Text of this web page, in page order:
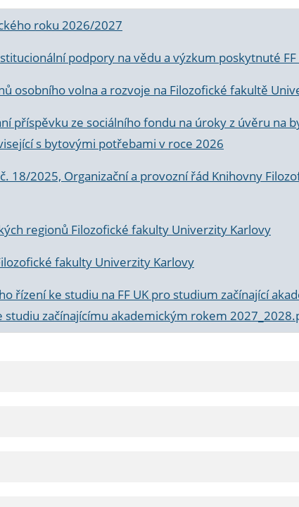
roku 2026/2027
podpory na vědu a výzkum poskytnuté
osobního volna a rozvoje na Filozofické fakultě
příspěvku ze sociálního fondu na úroky z úvěru na
s bytovými potřebami v roce 2026
18/2025, Organizační a provozní řád Knihovny
regionů Filozofické fakulty Univerzity Karlovy
fakulty Univerzity Karlovy
řízení ke studiu na FF UK pro studium začínající
začínajícímu akademickým rokem